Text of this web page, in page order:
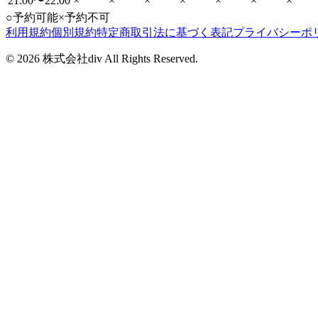
○予約可能×予約不可
利用規約個別規約特定商取引法に基づく表記プライバシーポ
© 2026 株式会社div All Rights Reserved.